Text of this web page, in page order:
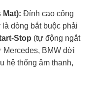
Mat): Đỉnh cao công
dòng bắt buộc phải
Stop (tự động ngắt
BMW đời
hệ thống âm thanh,